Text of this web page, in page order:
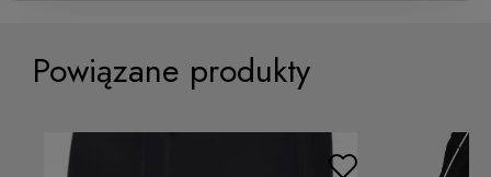
Czarne spodenki sportowe Base
Powiązane produkty